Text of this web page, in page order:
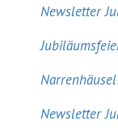
Newsletter
Newsletter